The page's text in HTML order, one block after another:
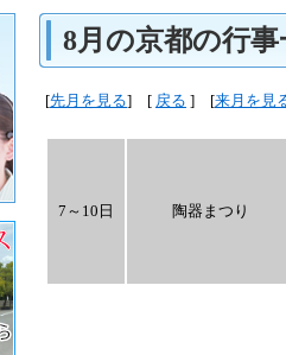
8月の京都の行事
[先月を見る] [ 戻る ] [来月を見
7～10日 陶器まつり